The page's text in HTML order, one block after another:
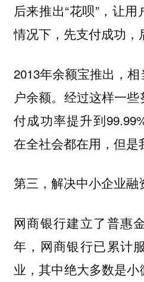
后来推出“花呗”，让
情况下，先支付成功，
2013年余额宝推出，
户余额。经过这样一
付成功率提升到
在全社会都在用，但是
第三，解决中小企业融
网商银行建立了普惠
年，网商银行已累计
业，其中绝大多数是